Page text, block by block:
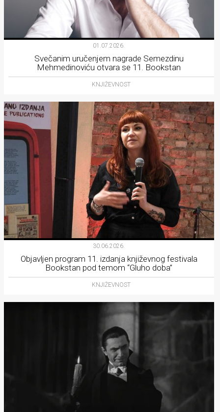
01.07.2026.
Svečanim uručenjem nagrade Semezdinu
Mehmedinoviću otvara se 11. Bookstan
KNJIŽEVNOST
30.06.2026.
Objavljen program 11. izdanja književnog festivala
Bookstan pod temom “Gluho doba”
KNJIŽEVNOST